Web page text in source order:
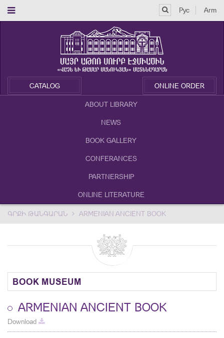
Рус Arm
CATALOG ONLINE ORDER
ABOUT LIBRARY
NEWS
BOOK GALLERY
CONFERANCES
PARTNERSHIP
ONLINE LITERATURE
ԳՐՔԻ ԹԱՆԳԱՐԱՆ ARMENIAN ANCIENT BOOK
BOOK MUSEUM
ARMENIAN ANCIENT BOOK
Download